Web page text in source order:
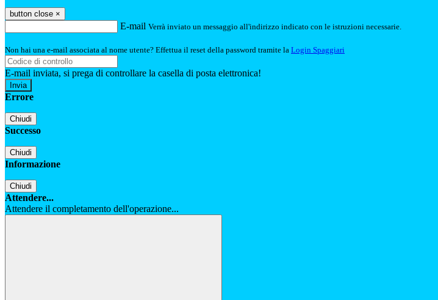
button close ×
E-mail Verrà inviato un messaggio all'indirizzo indicato con le istruzioni necessarie.
Non hai una e-mail associata al nome utente? Effettua il reset della password tramite la Login Spaggiari
E-mail inviata, si prega di controllare la casella di posta elettronica!
Errore
Chiudi
Successo
Chiudi
Informazione
Chiudi
Attendere...
Attendere il completamento dell'operazione...